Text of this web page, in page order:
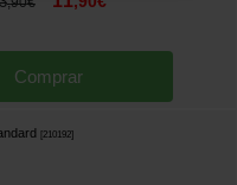
Comprar
[210192]